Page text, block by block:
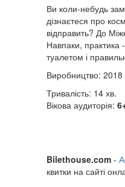
Ви коли-небудь
дізнаєтеся про
відправить? До
Навпаки, практика
туалетом і
Виробництво: 2018
Тривалість: 14 хв.
Вікова аудиторія:
Bilethouse.com -
квитки на сайті